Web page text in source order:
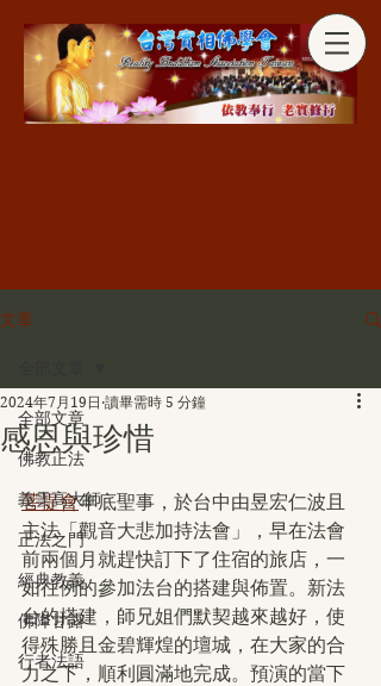
分享
文章
全部文章
佛教正法
義雲高大師
正法之門
經典教義
佛降甘露
行者法語
感恩與珍惜
2024年7月19日 讀畢需時 5 分鐘
菩提會年底聖事，於台中由昱宏仁波且
主法「觀音大悲加持法會」，早在法會
前兩個月就趕快訂下了住宿的旅店，一
如往例的參加法台的搭建與佈置。新法
台的搭建，師兄姐們默契越來越好，使
得殊勝且金碧輝煌的壇城，在大家的合
力之下，順利圓滿地完成。預演的當下